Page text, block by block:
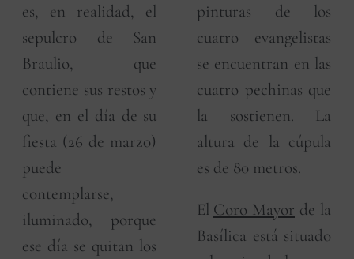
es, en realidad, el
sepulcro de San
Braulio, que
contiene sus restos y
que, en el día de su
fiesta (26 de marzo)
puede
contemplarse,
iluminado, porque
ese día se quitan los
pinturas de los
cuatro evangelistas
se encuentran en las
cuatro pechinas que
la sostienen. La
altura de la cúpula
es de 80 metros.
El Coro Mayor de la
Basílica está situado